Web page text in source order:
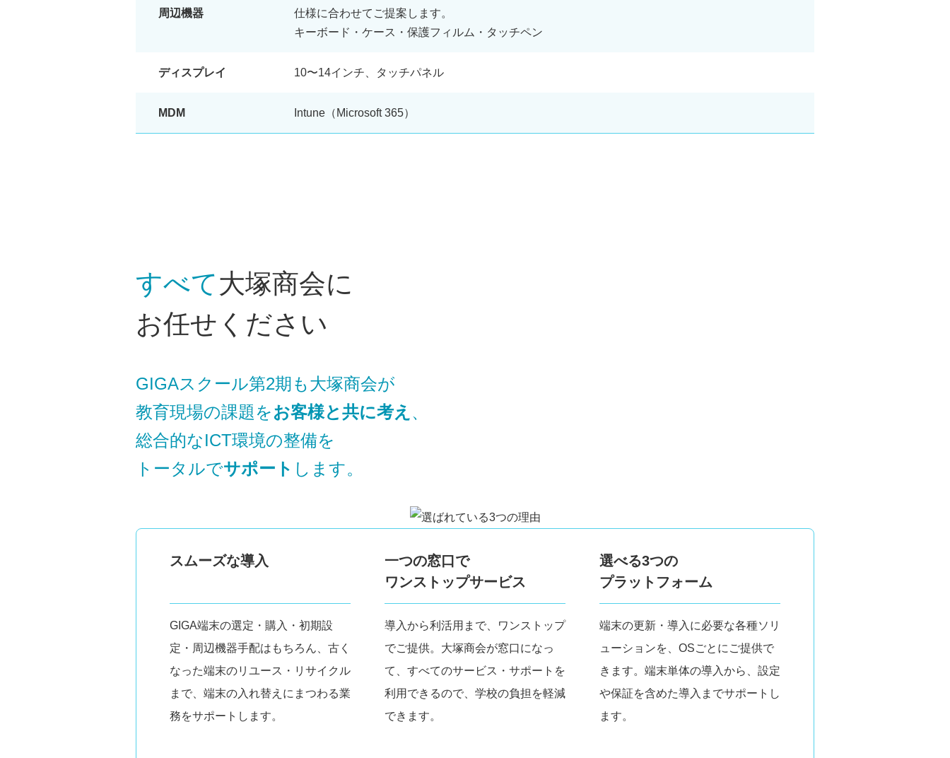
周辺機器
仕様に合わせてご提案します。
キーボード・ケース・保護フィルム・タッチペン
ディスプレイ 10〜14インチ、タッチパネル
MDM Intune（Microsoft 365）
すべて大塚商会に
お任せください
GIGAスクール第2期も大塚商会が
教育現場の課題をお客様と共に考え 、
総合的なICT環境の整備を
トータルでサポート します。
スムーズな導入
GIGA端末の選定・購入・初期設
定・周辺機器手配はもちろん、古く
なった端末のリユース・リサイクル
まで、端末の入れ替えにまつわる業
務をサポートします。
一つの窓口で
ワンストップサービス
導入から利活用まで、ワンストップ
でご提供。大塚商会が窓口になっ
て、すべてのサービス・サポートを
利用できるので、学校の負担を軽減
できます。
選べる3つの
プラットフォーム
端末の更新・導入に必要な各種ソリ
ューションを、OSごとにご提供で
きます。端末単体の導入から、設定
や保証を含めた導入までサポートし
ます。